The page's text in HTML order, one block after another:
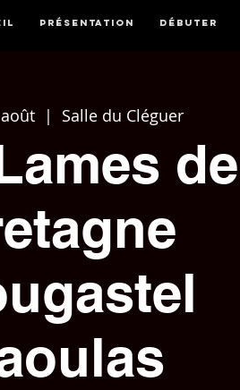
Présentation Débuter
  |
Salle du Cléguer
de